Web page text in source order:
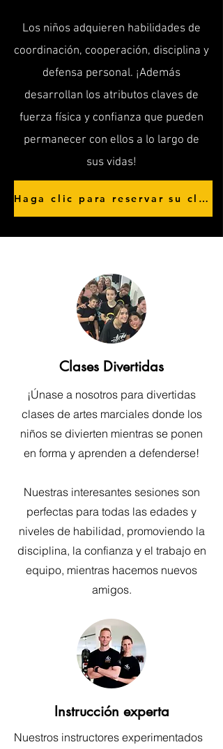
Los niños adquieren habilidades de
coordinación, cooperación, disciplina y
defensa personal. ¡Además
desarrollan los atributos claves de
fuerza física y confianza que pueden
permanecer con ellos a lo largo de
sus vidas!
Haga clic para reservar su clase de prueba
Clases Divertidas
¡Únase a nosotros para divertidas
clases de artes marciales donde los
niños se divierten mientras se ponen
en forma y aprenden a defenderse!
Nuestras interesantes sesiones son
perfectas para todas las edades y
niveles de habilidad, promoviendo la
disciplina, la confianza y el trabajo en
equipo, mientras hacemos nuevos
amigos.
Instrucción experta
Nuestros instructores experimentados